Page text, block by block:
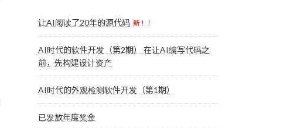
让AI阅读了20年的源代码 新！！
AI时代的软件开发（第2期） 在让AI编写代码之
前，先构建设计资产
AI时代的外观检测软件开发（第1期）
已发放年度奖金